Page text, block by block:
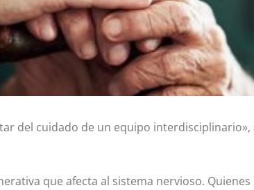
del cuidado de un equipo
que afecta al sistema nervioso.